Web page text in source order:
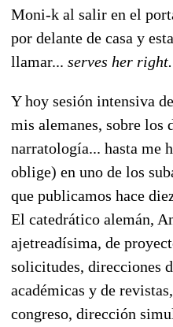
Moni-k al salir en el
por delante de casa y
llamar... serves her right.
Y hoy sesión intensiva
mis alemanes, sobre los
narratología... hasta me
oblige) en uno de los
que publicamos hace
El catedrático alemán,
ajetreadísima, de
solicitudes, direcciones
académicas y de
congreso, dirección